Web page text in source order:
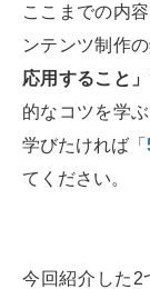
ここまでの内
ンテンツ制作
応用すること」
的なコツを学
学びたければ「
てください。
今回紹介した2